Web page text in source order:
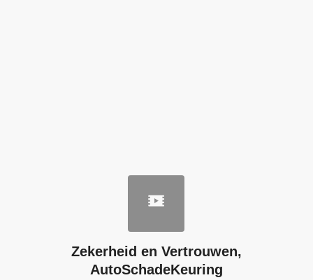
Zekerheid en Vertrouwen,
AutoSchadeKeuring